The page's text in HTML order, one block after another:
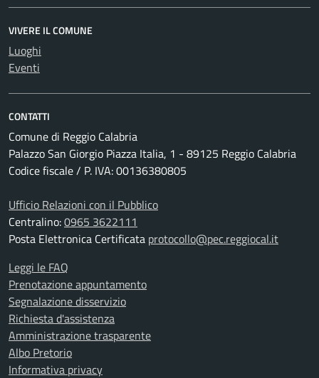
VIVERE IL COMUNE
Luoghi
Eventi
CONTATTI
Comune di Reggio Calabria
Palazzo San Giorgio Piazza Italia, 1 - 89125 Reggio Calabria
Codice fiscale / P. IVA: 00136380805
Ufficio Relazioni con il Pubblico
Centralino:0965 3622111
Posta Elettronica Certificata protocollo@pec.reggiocal.it
Leggi le FAQ
Prenotazione appuntamento
Segnalazione disservizio
Richiesta d'assistenza
Amministrazione trasparente
Albo Pretorio
Informativa privacy